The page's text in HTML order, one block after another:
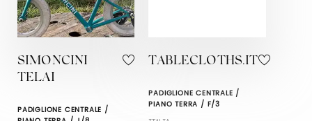
SIMONCINI
TELAI
PADIGLIONE CENTRALE /
TABLECLOTHS.IT
PADIGLIONE CENTRALE /
PIANO TERRA / F/3